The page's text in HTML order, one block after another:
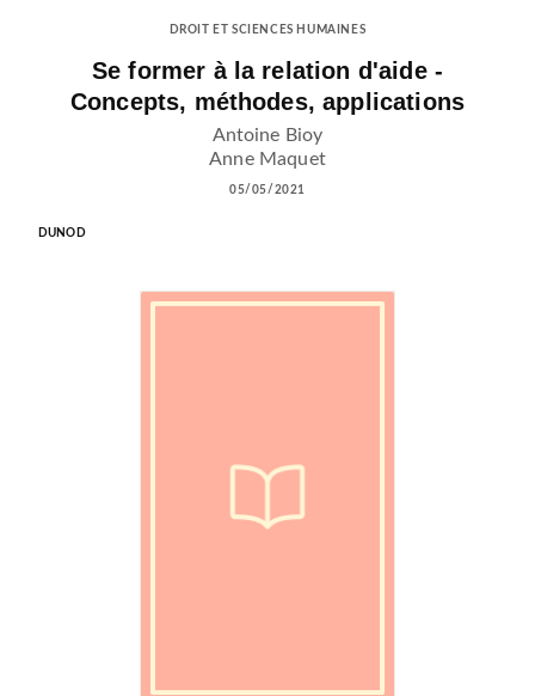
DROIT ET SCIENCES HUMAINES
Se former à la relation d'aide -
Concepts, méthodes, applications
Antoine Bioy
Anne Maquet
05/05/2021
DUNOD